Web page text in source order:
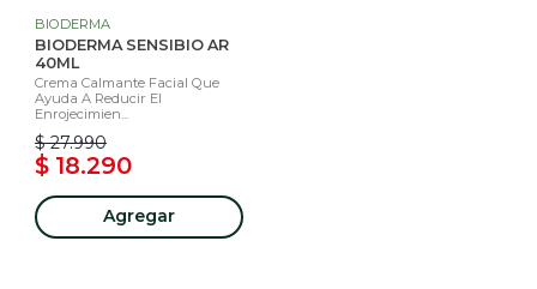
BIODERMA
BIODERMA SENSIBIO AR
40ML
Crema Calmante Facial Que
Ayuda A Reducir El
Enrojecimien...
$ 27.990
$ 18.290
Agregar